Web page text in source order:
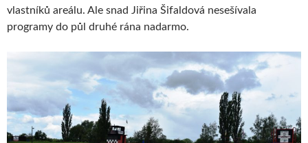
vlastníků areálu. Ale snad Jiřina Šifaldová nesešívala
programy do půl druhé rána nadarmo.